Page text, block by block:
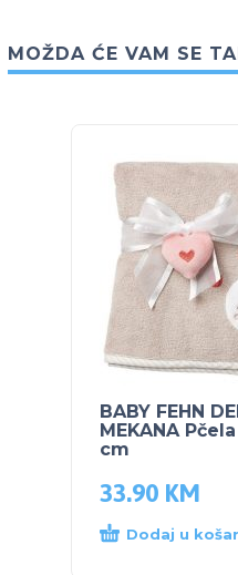
MOŽDA ĆE VAM SE
BABY FEHN
MEKANA
cm
33.90 KM
Dodaj u